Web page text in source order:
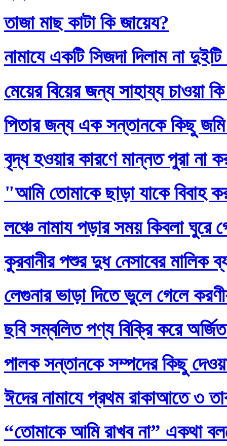
তাজা মাছ কাটা কি জায়েয?
নামাযে একটি সিজদা দিলাম না
মেয়ের বিয়ের জন্য সাহায্য চাওয়া
পিতার জন্য এক সন্তানকে কিছু জমি
বৃদ্ধ হওয়ার কারণে মান্নত পুরা না
"আমি তোমাকে ছাড়া যাকে
লঞ্চে নামায পড়ার সময় কিবলা ঘুরে
কুরবানীর পশুর দুধ নেসাবের মালিক
লেগুনার ভাড়া দিতে ভুলে গেলে
ছবি সম্বলিত পণ্য বিক্রি করে
পালক সন্তানকে সম্পদের কিছু
ঈদের নামাযে প্রথম রাকাআতে ৩
“তোমাকে আমি রাখব না” একথা